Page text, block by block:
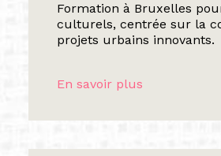
Formation à Bruxelles
culturels, centrée sur la
projets urbains innovants.
En savoir plus